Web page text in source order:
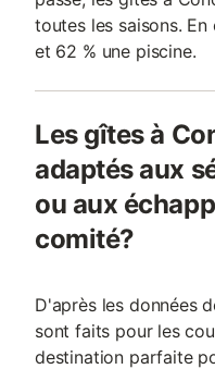
toutes les saisons.
et 62 % une piscine.
Les gîtes à
adaptés aux
ou aux
comité?
D'après les données
sont faits pour les
destination parfaite